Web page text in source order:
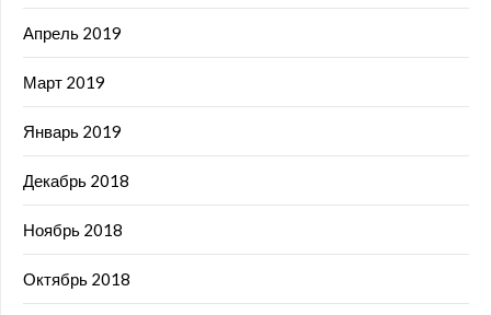
Апрель 2019
Март 2019
Январь 2019
Декабрь 2018
Ноябрь 2018
Октябрь 2018